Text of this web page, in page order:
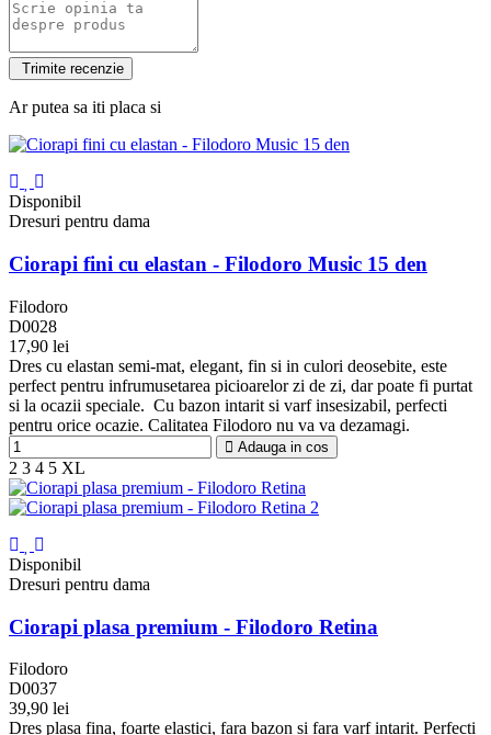
Ar putea sa iti placa si
Disponibil
Dresuri pentru dama
Ciorapi fini cu elastan - Filodoro Music 15 den
Filodoro
D0028
17,90 lei
Negru
Bronz
Glace
Nuage
Nuciola
Platino
Blu
Corallo
Grigio
Topo
Dres cu elastan semi-mat, elegant, fin si in culori deosebite, este
perfect pentru infrumusetarea picioarelor zi de zi, dar poate fi purtat
si la ocazii speciale. Cu bazon intarit si varf insesizabil, perfecti
pentru orice ocazie. Calitatea Filodoro nu va va dezamagi.
Adauga in cos
2 3 4 5 XL
Disponibil
Dresuri pentru dama
Ciorapi plasa premium - Filodoro Retina
Filodoro
D0037
39,90 lei
Negru
Playa
Dres plasa fina, foarte elastici, fara bazon si fara varf intarit. Perfecti